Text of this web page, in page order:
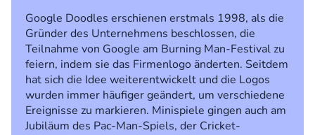
Google Doodles erschienen erstmals 1998, als die
Gründer des Unternehmens beschlossen, die
Teilnahme von Google am Burning Man-Festival zu
feiern, indem sie das Firmenlogo änderten. Seitdem
hat sich die Idee weiterentwickelt und die Logos
wurden immer häufiger geändert, um verschiedene
Ereignisse zu markieren. Minispiele gingen auch am
Jubiläum des Pac-Man-Spiels, der Cricket-